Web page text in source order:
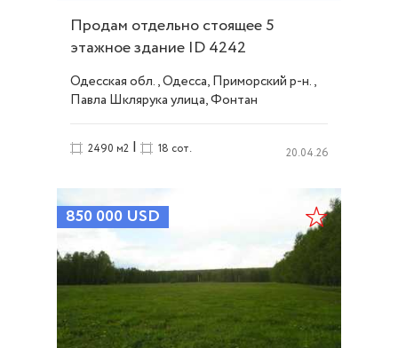
Продам отдельно стоящее 5
этажное здание ID 4242
Одесская обл., Одесса, Приморский р-н.,
Павла Шклярука улица, Фонтан
2490 м2 | 18 сот. 20.04.26
850 000 USD